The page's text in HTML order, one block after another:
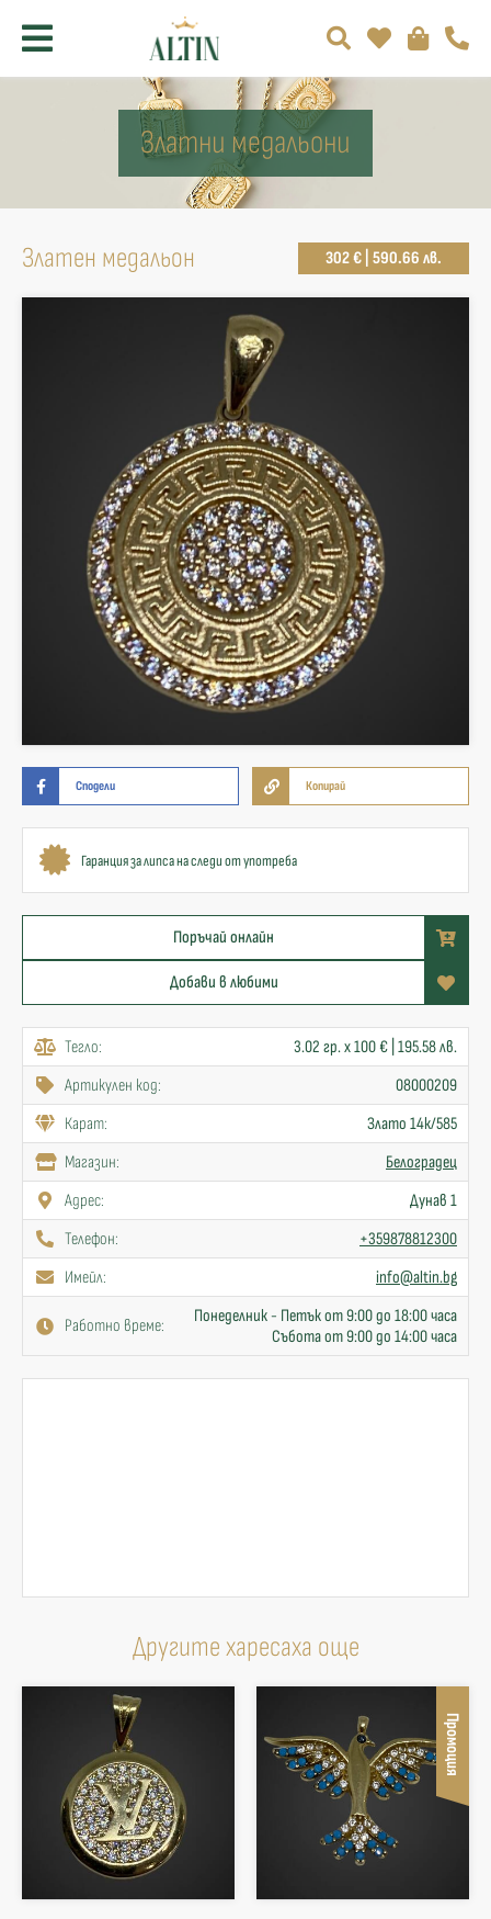
Златни медальони
Златен медальон 302 € | 590.66 лв.
Сподели Копирай
Гаранция за липса на следи от употреба
Поръчай онлайн
Добави в любими
Тегло:
3.02 гр. x 100 € | 195.58 лв.
Артикулен код:
08000209
Карат:
Злато 14к/585
Mагазин:
Белоградец
Адрес:
Дунав 1
Телефон:
+359878812300
Имейл:
info@altin.bg
Работно време:
Понеделник - Петък от 9:00 до 18:00 часа
Събота от 9:00 до 14:00 часа
Другите харесаха още
Промоция